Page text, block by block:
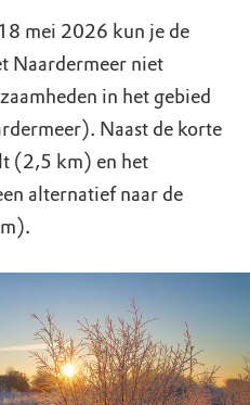
mei 2026 kun je de
Naardermeer niet
in het gebied
Naast de korte
(2,5 km) en het
alternatief naar de